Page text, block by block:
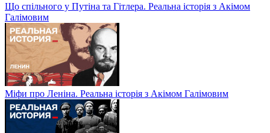
Що спільного у Путіна та Гітлера. Реальна історія з Акімом
Галімовим
Міфи про Леніна. Реальна історія з Акімом Галімовим